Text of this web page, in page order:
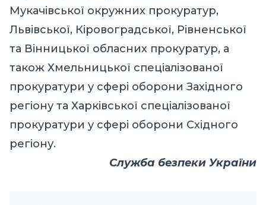
Мукачівської окружних прокуратур,
Львівської, Кіровоградської, Рівненської
та Вінницької обласних прокуратур, а
також Хмельницької спеціалізованої
прокуратури у сфері оборони Західного
регіону та Харківської спеціалізованої
прокуратури у сфері оборони Східного
регіону.
Служба безпеки України